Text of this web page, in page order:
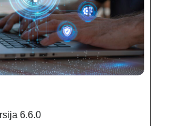
6.6.0